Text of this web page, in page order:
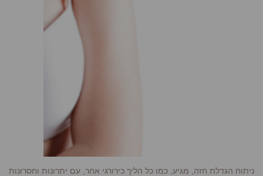
ניתוח הגדלת חזה, מגיע, כמו כל הליך כירורגי אחר, עם יתרונות וחסרונות